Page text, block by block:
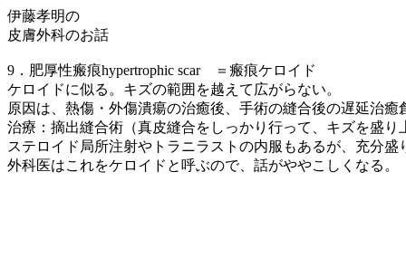
伊藤孝明の
皮膚外科のお話
9．肥厚性瘢痕hypertrophic scar ＝瘢痕ケロイド
ケロイドに似る。キズの範囲を越えて広がらない。
原因は、熱傷・外傷潰瘍の治癒後、手術の縫合後の遅延治癒
治療：摘出縫合術（真皮縫合をしっかり行って、キズを盛り
ステロイド局所注射やトラニラストの内服もあるが、充分
外科医はこれをケロイドと呼ぶので、話がややこしくなる。